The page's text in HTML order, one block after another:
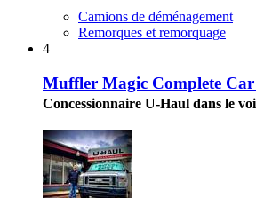
Camions de déménagement
Remorques et remorquage
4
Muffler Magic Complete
Concessionnaire U-Haul dans le